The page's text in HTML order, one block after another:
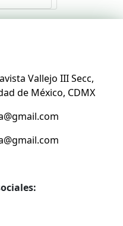
Vallejo III Secc,
de México, CDMX